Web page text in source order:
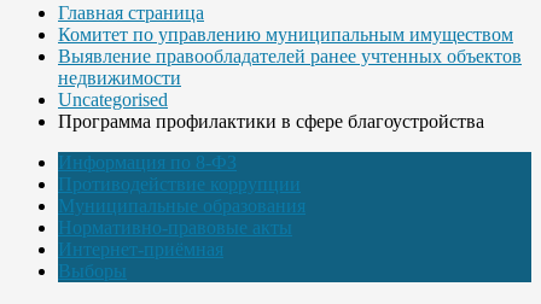
Главная страница
Комитет по управлению муниципальным имуществом
Выявление правообладателей ранее учтенных объектов
недвижимости
Uncategorised
Программа профилактики в сфере благоустройства
Информация по 8-ФЗ
Противодействие коррупции
Муниципальные образования
Нормативно-правовые акты
Интернет-приёмная
Выборы